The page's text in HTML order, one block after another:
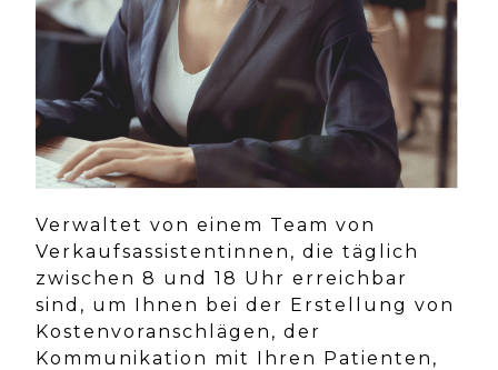
Verwaltet von einem Team von
Verkaufsassistentinnen, die täglich
zwischen 8 und 18 Uhr erreichbar
sind, um Ihnen bei der Erstellung von
Kostenvoranschlägen, der
Kommunikation mit Ihren Patienten,